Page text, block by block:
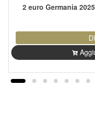
2 euro Germania